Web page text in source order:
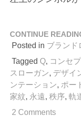
CONTINUE
Posted in ブランド
Tagged Q, コンセプ
スローガン, デザイ
ンテーション, ポー
家紋, 永遠, 秩序, 軌
2 Comments